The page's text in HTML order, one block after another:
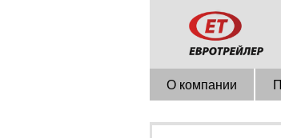
О компании